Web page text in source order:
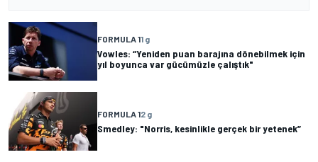
FORMULA 11 g
Vowles: “Yeniden puan barajına dönebilmek için
yıl boyunca var gücümüzle çalıştık"
FORMULA 12 g
Smedley: "Norris, kesinlikle gerçek bir yetenek”